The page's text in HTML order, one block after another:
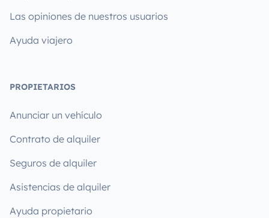
Las opiniones de nuestros usuarios
Ayuda viajero
PROPIETARIOS
Anunciar un vehículo
Contrato de alquiler
Seguros de alquiler
Asistencias de alquiler
Ayuda propietario